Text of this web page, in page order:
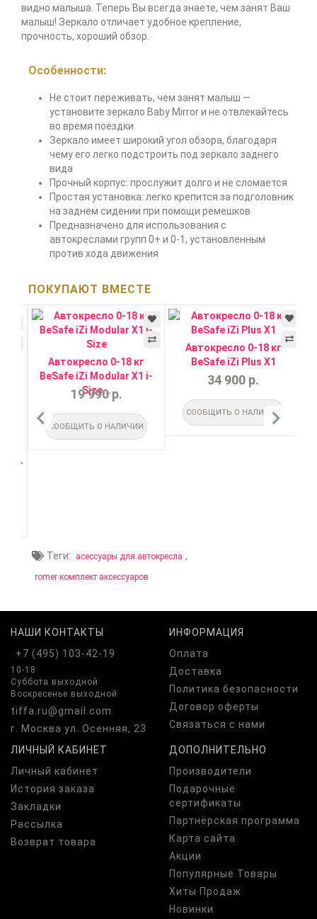
видно малыша. Теперь Вы всегда знаете, чем занят Ваш
малыш! Зеркало отличает удобное крепление,
прочность, хороший обзор.
Особенности:
Не стоит переживать, чем занят малыш —
установите зеркало Baby Mirror и не отвлекайтесь
во время поездки
Зеркало имеет широкий угол обзора, благодаря
чему его легко подстроить под зеркало заднего
вида
Прочный корпус: прослужит долго и не сломается
Простая установка: легко крепится за подголовник
на заднем сидении при помощи ремешков
Предназначено для использования с
автокреслами групп 0+ и 0-1, установленным
против хода движения
ПОКУПАЮТ ВМЕСТЕ
Автокресло 0-18 кг
BeSafe iZi Modular X1 i-
Size...
19 990 р.
СООБЩИТЬ О НАЛИЧИИ
Автокресло 0-18 кг
BeSafe iZi Plus X1
34 900 р.
СООБЩИТЬ О НАЛИЧИИ
Теги: асессуары для автокресла ,
romer комплект аксессуаров
НАШИ КОНТАКТЫ
+7 (495) 103-42-19
10-18
Суббота выходной
Воскресенье выходной
tiffa.ru@gmail.com
г. Москва ул. Осенняя, 23
ИНФОРМАЦИЯ
Оплата
Доставка
Политика безопасности
Договор оферты
Связаться с нами
ЛИЧНЫЙ КАБИНЕТ
Личный кабинет
История заказа
Закладки
Рассылка
Возврат товара
ДОПОЛНИТЕЛЬНО
Производители
Подарочные
сертификаты
Партнёрская программа
Карта сайта
Акции
Популярные Товары
Хиты Продаж
Новинки